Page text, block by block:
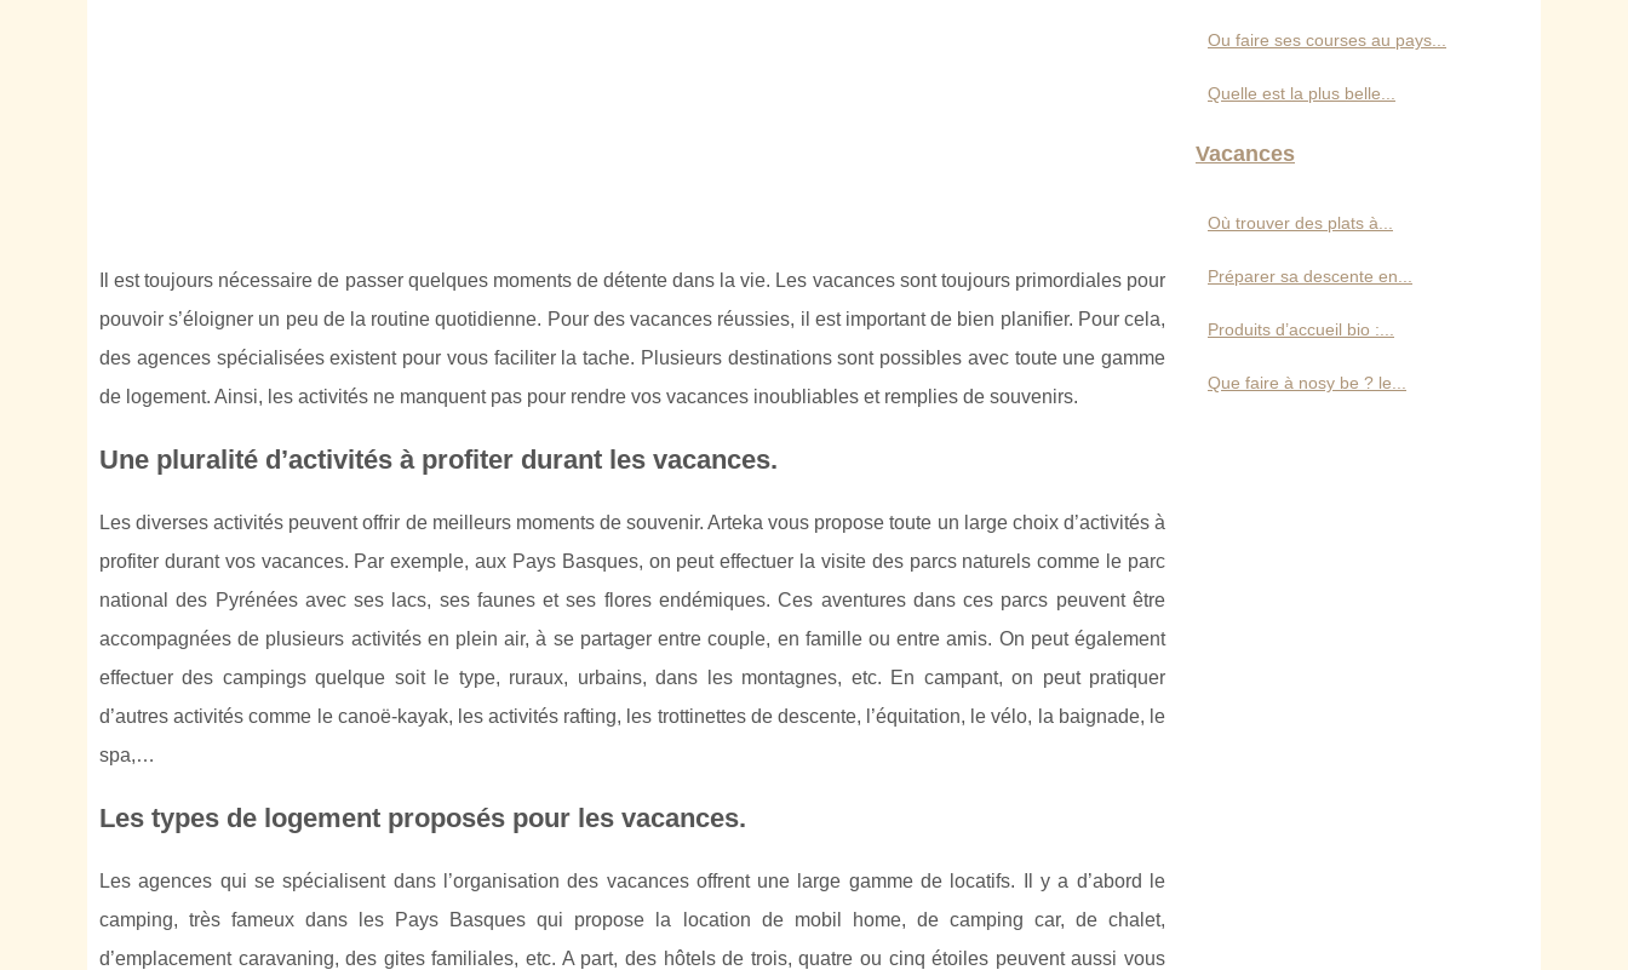
Il est toujours nécessaire de passer quelques moments de détente dans la vie. Les vacances sont toujours primordiales pour
pouvoir s’éloigner un peu de la routine quotidienne. Pour des vacances réussies, il est important de bien planifier. Pour cela,
des agences spécialisées existent pour vous faciliter la tache. Plusieurs destinations sont possibles avec toute une gamme
de logement. Ainsi, les activités ne manquent pas pour rendre vos vacances inoubliables et remplies de souvenirs.
Une pluralité d’activités à profiter durant les vacances.
Les diverses activités peuvent offrir de meilleurs moments de souvenir. Arteka vous propose toute un large choix d’activités à
profiter durant vos vacances. Par exemple, aux Pays Basques, on peut effectuer la visite des parcs naturels comme le parc
national des Pyrénées avec ses lacs, ses faunes et ses flores endémiques. Ces aventures dans ces parcs peuvent être
accompagnées de plusieurs activités en plein air, à se partager entre couple, en famille ou entre amis. On peut également
effectuer des campings quelque soit le type, ruraux, urbains, dans les montagnes, etc. En campant, on peut pratiquer
d’autres activités comme le canoë-kayak, les activités rafting, les trottinettes de descente, l’équitation, le vélo, la baignade, le
spa,…
Les types de logement proposés pour les vacances.
Les agences qui se spécialisent dans l’organisation des vacances offrent une large gamme de locatifs. Il y a d’abord le
camping, très fameux dans les Pays Basques qui propose la location de mobil home, de camping car, de chalet,
d’emplacement caravaning, des gites familiales, etc. A part, des hôtels de trois, quatre ou cinq étoiles peuvent aussi vous
Ou faire ses courses au pays...
Quelle est la plus belle...
Vacances
Où trouver des plats à...
Préparer sa descente en...
Produits d’accueil bio :...
Que faire à nosy be ? le...